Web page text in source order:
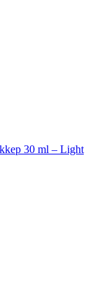
30 ml – Light